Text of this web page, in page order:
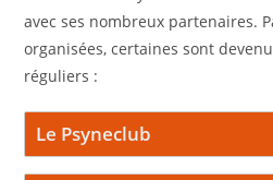
avec ses nombreux partenaires.
organisées, certaines sont
réguliers :
Le Psyneclub